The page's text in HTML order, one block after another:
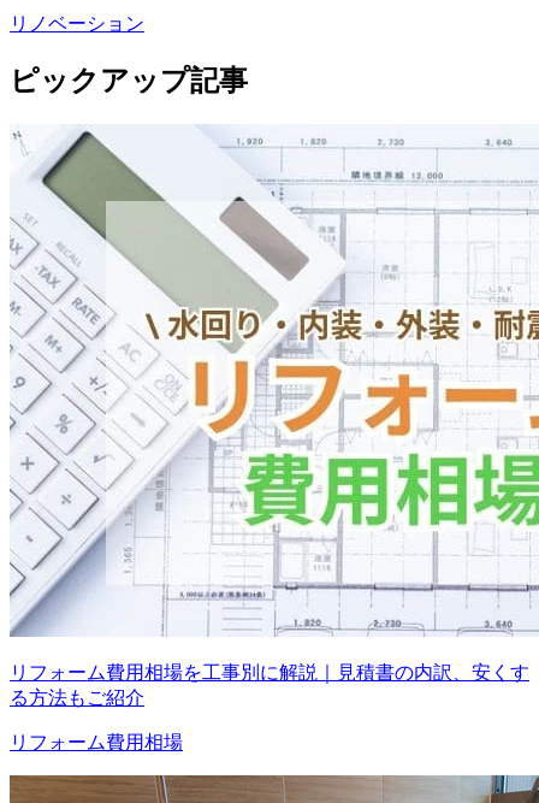
リノベーション
ピックアップ記事
リフォーム費用相場を工事別に解説｜見積書の内訳、安くす
る方法もご紹介
リフォーム費用相場